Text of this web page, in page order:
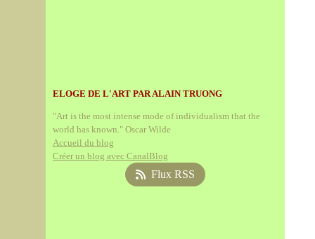
ELOGE DE L'ART PAR ALAIN TRUONG
"Art is the most intense mode of individualism that the
world has known." Oscar Wilde
Accueil du blog
Créer un blog avec CanalBlog
Flux RSS